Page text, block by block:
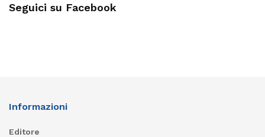
Seguici su Facebook
Informazioni
Editore